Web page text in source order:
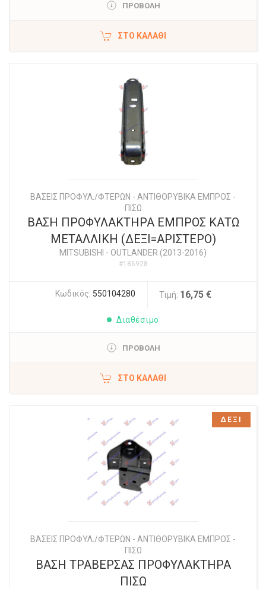
ΠΡΟΒΟΛΗ
ΣΤΟ ΚΑΛΆΘΙ
ΒΑΣΕΙΣ ΠΡΟΦΥΛ./ΦΤΕΡΩΝ - ΑΝΤΙΘΟΡΥΒΙΚΑ ΕΜΠΡΟΣ -
ΠΙΣΩ
ΒΑΣΗ ΠΡΟΦΥΛΑΚΤΗΡΑ ΕΜΠΡΟΣ ΚΑΤΩ
ΜΕΤΑΛΛΙΚΗ (ΔΕΞΙ=ΑΡΙΣΤΕΡΟ)
MITSUBISHI - OUTLANDER (2013-2016)
#186928
Κωδικός: 550104280 Τιμή: 16,75 €
Διαθέσιμο
ΠΡΟΒΟΛΗ
ΣΤΟ ΚΑΛΆΘΙ
ΒΑΣΕΙΣ ΠΡΟΦΥΛ./ΦΤΕΡΩΝ - ΑΝΤΙΘΟΡΥΒΙΚΑ ΕΜΠΡΟΣ -
ΠΙΣΩ
ΒΑΣΗ ΤΡΑΒΕΡΣΑΣ ΠΡΟΦΥΛΑΚΤΗΡΑ
ΠΙΣΩ
ΔΕΞΙ